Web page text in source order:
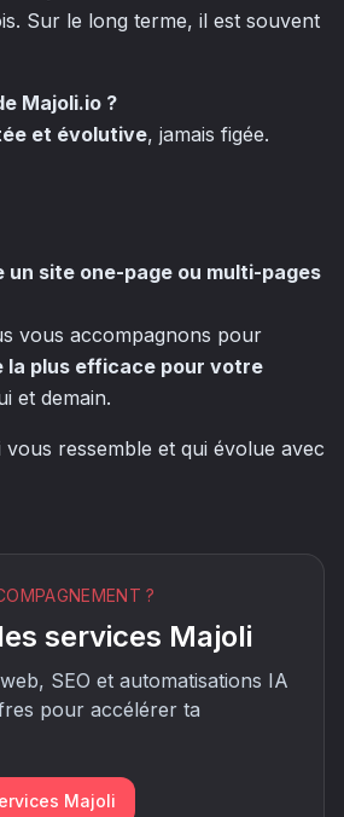
Sur le long terme, il est souvent
Majoli.io ?
et évolutive, jamais figée.
un site one-page ou multi-pages
vous accompagnons pour
la plus efficace pour votre
et demain.
vous ressemble et qui évolue avec
?
services Majoli
SEO et automatisations IA
pour accélérer ta
Majoli